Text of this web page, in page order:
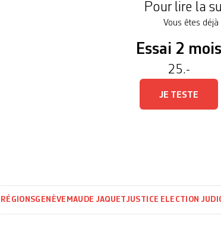
Pour lire la
Vous êtes déjà
Essai 2 mois
25.-
JE TESTE
RÉGIONSGENÈVE MAUDE JAQUETJUSTICE ELECTION